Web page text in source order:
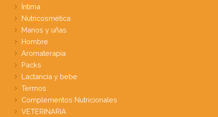
Íntima
Nutricosmética
Manos y uñas
Hombre
Aromaterapia
Packs
Lactancia y bebe
Termos
Complementos Nutricionales
VETERINARIA